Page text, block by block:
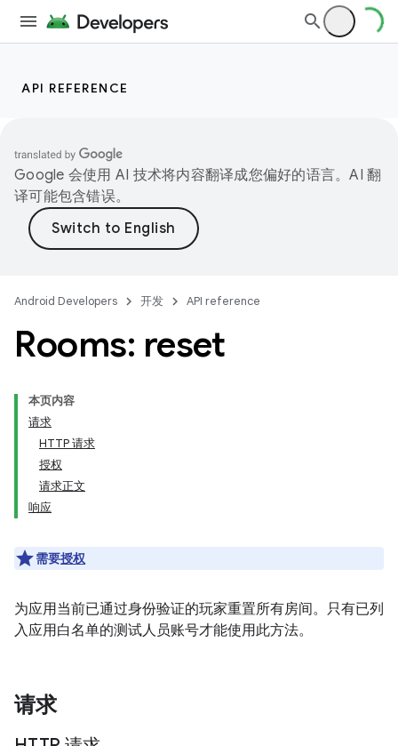
API REFERENCE
Google 会使用 AI 技术将内容翻译成您偏好的语言。AI 翻
译可能包含错误。
Android Developers 开发 API reference
Rooms: reset
本页内容
请求
HTTP 请求
授权
请求正文
响应
需要授权
为应用当前已通过身份验证的玩家重置所有房间。只有已列
入应用白名单的测试人员账号才能使用此方法。
请求